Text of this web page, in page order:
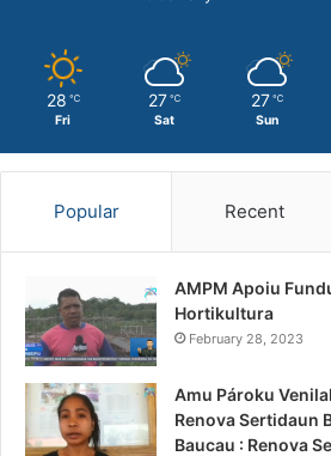
28 ℃
Fri
27 ℃
Sat
27 ℃
Sun
Popular Recent
AMPM Apoiu
Hortikultura
February 28, 2023
Amu Pároku
Renova Sertidaun
Baucau : Renova